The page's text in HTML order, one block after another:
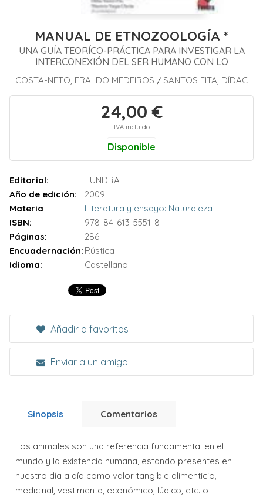
MANUAL DE ETNOZOOLOGÍA *
UNA GUÍA TEORÍCO-PRÁCTICA PARA INVESTIGAR LA
INTERCONEXIÓN DEL SER HUMANO CON LO
COSTA-NETO, ERALDO MEDEIROS / SANTOS FITA, DÍDAC
24,00 €
IVA incluido
Disponible
Editorial:
TUNDRA
Año de edición:
2009
Materia
Literatura y ensayo: Naturaleza
ISBN:
978-84-613-5551-8
Páginas:
286
Encuadernación: Rústica
Idioma:
Castellano
Añadir a favoritos
Enviar a un amigo
Sinopsis Comentarios
Los animales son una referencia fundamental en el
mundo y la existencia humana, estando presentes en
nuestro día a día como valor tangible alimenticio,
medicinal, vestimenta, económico, lúdico, etc. o